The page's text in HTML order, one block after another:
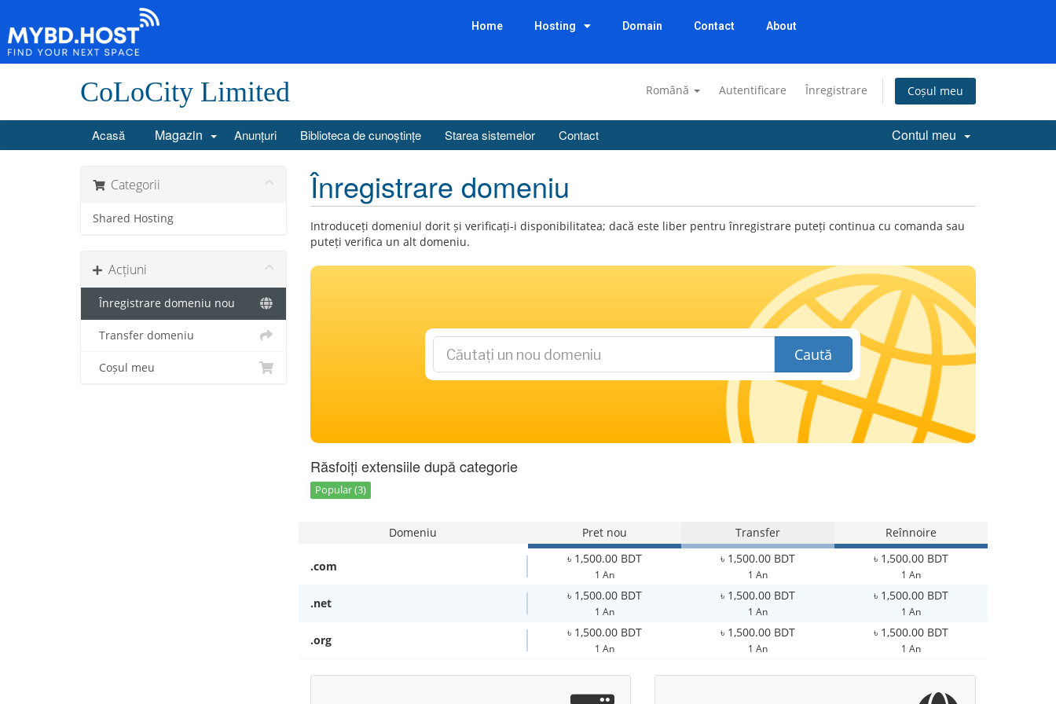
Home Hosting Domain Contact About
Română Autentificare Înregistrare Coșul meu
CoLoCity Limited
Acasă Magazin Anunțuri Biblioteca de cunoștințe Starea sistemelor Contact Contul meu
Categorii
Shared Hosting
Acțiuni
Înregistrare domeniu nou
Transfer domeniu
Coșul meu
Înregistrare domeniu
Introduceți domeniul dorit și verificați-i disponibilitatea; dacă este liber pentru înregistrare puteți continua cu comanda sau
puteți verifica un alt domeniu.
Caută
Răsfoiți extensiile după categorie
Popular (3)
Domeniu Pret nou Transfer Reînnoire
.com
৳ 1,500.00 BDT
1 An
৳ 1,500.00 BDT
1 An
৳ 1,500.00 BDT
1 An
.net
৳ 1,500.00 BDT
1 An
৳ 1,500.00 BDT
1 An
৳ 1,500.00 BDT
1 An
.org
৳ 1,500.00 BDT
1 An
৳ 1,500.00 BDT
1 An
৳ 1,500.00 BDT
1 An